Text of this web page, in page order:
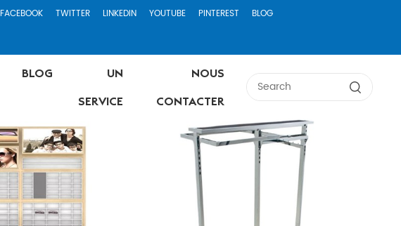
FACEBOOK TWITTER LINKEDIN YOUTUBE PINTEREST BLOG
BLOG
UN
SERVICE
NOUS
CONTACTER